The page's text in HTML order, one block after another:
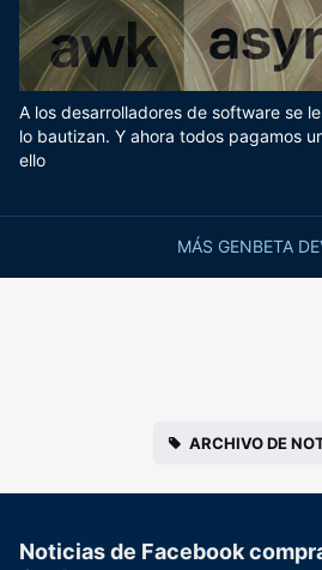
MÁS GENBETA
A los desarrolladores de software se
lo bautizan. Y ahora todos pagamos
ello
ARCHIVO DE
Noticias de Facebook